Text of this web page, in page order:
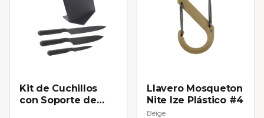
Kit de Cuchillos
con Soporte de
Llavero Mosqueton
Nite Ize Plástico #4
Beige